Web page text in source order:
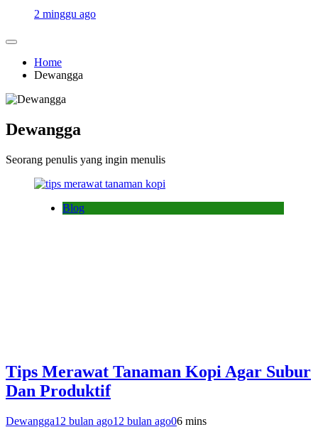
2 minggu ago
Home
Dewangga
Dewangga
Seorang penulis yang ingin menulis
Blog
Tips Merawat Tanaman Kopi Agar Subur
Dan Produktif
Dewangga12 bulan ago12 bulan ago06 mins